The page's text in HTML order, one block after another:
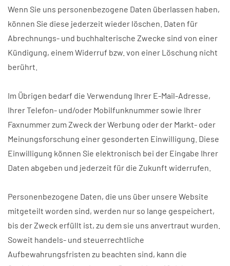
Wenn Sie uns personenbezogene Daten überlassen haben,
können Sie diese jederzeit wieder löschen. Daten für
Abrechnungs- und buchhalterische Zwecke sind von einer
Kündigung, einem Widerruf bzw. von einer Löschung nicht
berührt.
Im Übrigen bedarf die Verwendung Ihrer E-Mail-Adresse,
Ihrer Telefon- und/oder Mobilfunknummer sowie Ihrer
Faxnummer zum Zweck der Werbung oder der Markt- oder
Meinungsforschung einer gesonderten Einwilligung. Diese
Einwilligung können Sie elektronisch bei der Eingabe Ihrer
Daten abgeben und jederzeit für die Zukunft widerrufen.
Personenbezogene Daten, die uns über unsere Website
mitgeteilt worden sind, werden nur so lange gespeichert,
bis der Zweck erfüllt ist, zu dem sie uns anvertraut wurden.
Soweit handels- und steuerrechtliche
Aufbewahrungsfristen zu beachten sind, kann die